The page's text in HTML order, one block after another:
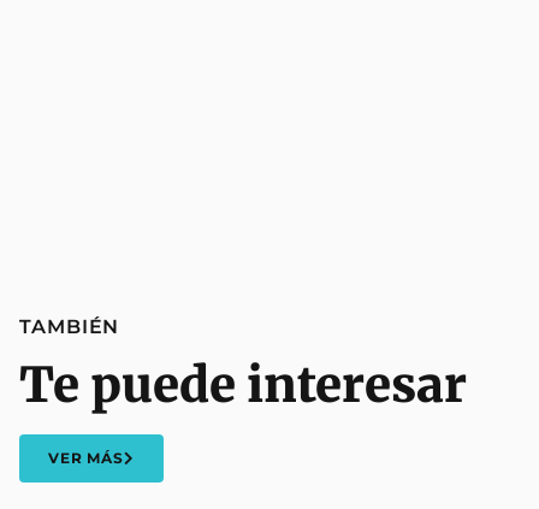
TAMBIÉN
Te puede interesar
VER MÁS